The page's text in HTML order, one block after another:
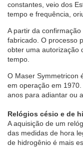
constantes, veio dos
tempo e frequência,
A partir da
fabricado. O processo
obter uma autorização
tempo.
O Maser Symmetricon
em operação em
anos para adiantar ou
Relógios césio e de
A aquisição de um
das medidas de hora
de hidrogênio é mais